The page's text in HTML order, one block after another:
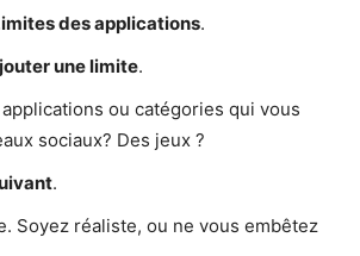
des applications.
une limite.
ou catégories qui vous
sociaux? Des jeux ?
.
Soyez réaliste, ou ne vous embêtez